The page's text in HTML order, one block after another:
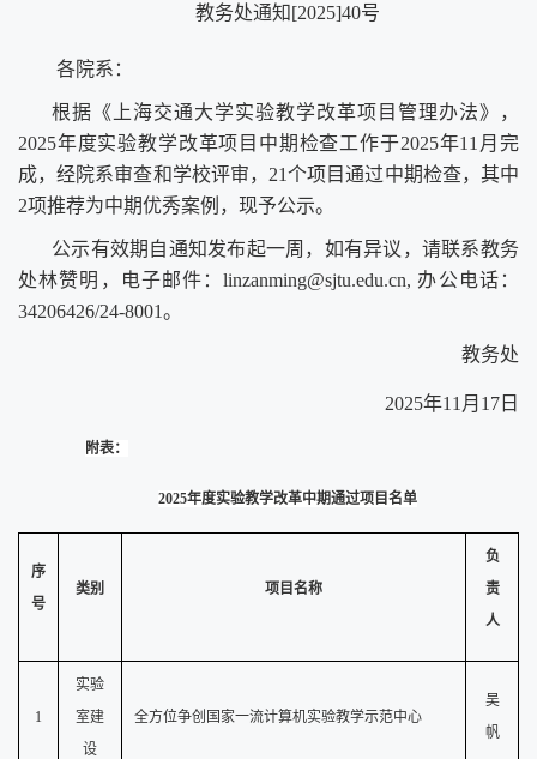
教务处通知[2025]40号
各院系：
根据《上海交通大学实验教学改革项目管理办法》，
2025年度实验教学改革项目 中期检查工作于2025年11 月完
成，经院系审查和学校评审， 21个项目通过中期检查， 其中
2项推荐为中期优秀案例 ，现予公示。
公示有效期自通知发布起一周，如有异议，请联系教务
处林赞明，电子邮件：linzanming@sjtu.edu.cn, 办公电话：
34206426/24-8001。
教务处
2025年11 月 17 日
附表：
2025年度实验教学改革中期通过项目名单
序
号
类别 项目名称
负
责
人
1
实验
室建
设
全方位争创国家一流计算机实验教学示范中心
吴
帆